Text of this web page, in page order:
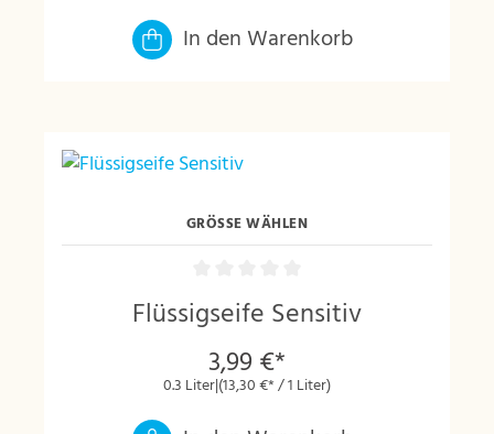
In den Warenkorb
GRÖSSE WÄHLEN
Flüssigseife Sensitiv
3,99 €*
0.3 Liter|(13,30 €* / 1 Liter)